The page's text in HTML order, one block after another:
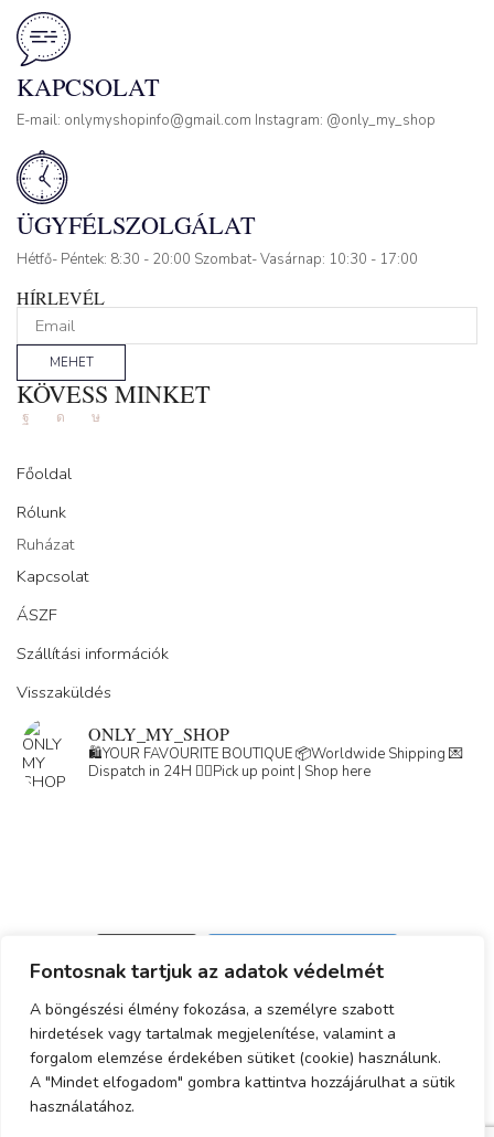
Fontosnak tartjuk az adatok védelmét
A böngészési élmény fokozása, a személyre szabott
hirdetések vagy tartalmak megjelenítése, valamint a
forgalom elemzése érdekében sütiket (cookie) használunk.
A "Mindet elfogadom" gombra kattintva hozzájárulhat a sütik
használatához.
KAPCSOLAT
E-mail: onlymyshopinfo@gmail.com Instagram: @only_my_shop
ÜGYFÉLSZOLGÁLAT
Hétfő- Péntek: 8:30 - 20:00 Szombat- Vasárnap: 10:30 - 17:00
HÍRLEVÉL
MEHET
KÖVESS MINKET
FacebookInstagram
Tik-
Főoldal
Rólunk
Ruházat
Kapcsolat
ÁSZF
Szállítási információk
Visszaküldés
ONLY_MY_SHOP
🛍️YOUR FAVOURITE BOUTIQUE📦Worldwide Shipping 💌
Dispatch in 24H 👇🏽Pick up point | Shop here
Adatkezelési tájékoztató
ÁSZF
Simplepay fizetési tájékoztató